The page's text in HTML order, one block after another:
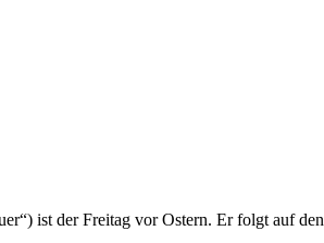
ist der Freitag vor Ostern. Er folgt auf